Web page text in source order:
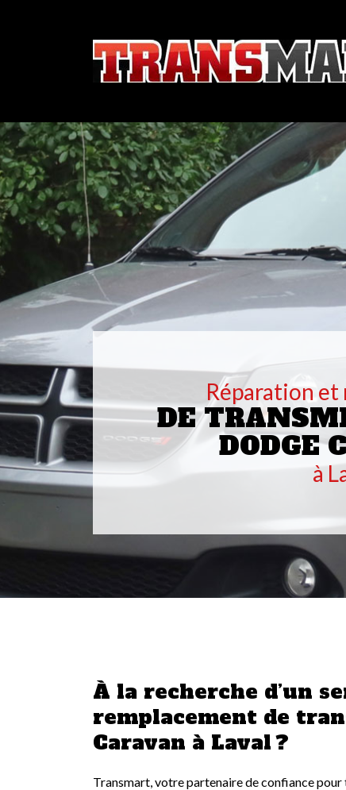
Site web
450-933-5572
Réparation
DE
DODGE
à
À la recherche d’un
remplacement de
Caravan à Laval ?
Transmart, votre partenaire de confiance